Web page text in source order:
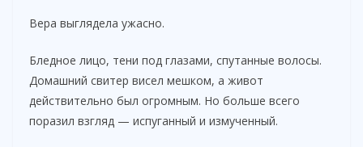
Вера выглядела ужасно.
Бледное лицо, тени под глазами, спутанные волосы.
Домашний свитер висел мешком, а живот
действительно был огромным. Но больше всего
поразил взгляд — испуганный и измученный.